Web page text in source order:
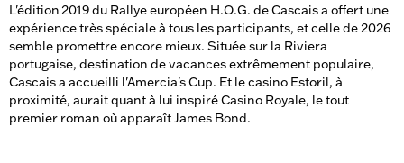
L'édition 2019 du Rallye européen H.O.G. de Cascais a offert une
expérience très spéciale à tous les participants, et celle de 2026
semble promettre encore mieux. Située sur la Riviera
portugaise, destination de vacances extrêmement populaire,
Cascais a accueilli l'Amercia's Cup. Et le casino Estoril, à
proximité, aurait quant à lui inspiré Casino Royale, le tout
premier roman où apparaît James Bond.